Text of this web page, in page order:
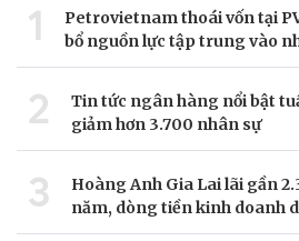
1
Petrovietnam thoái vốn tại
bổ nguồn lực tập trung vào
2
Tin tức ngân hàng nổi bật
giảm hơn 3.700 nhân sự
3
Hoàng Anh Gia Lai lãi gần
năm, dòng tiền kinh doanh